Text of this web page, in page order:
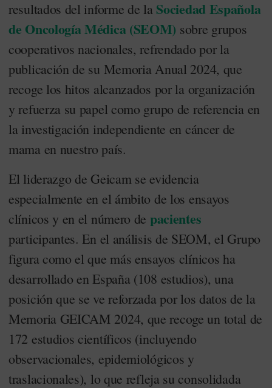
resultados del informe de la Sociedad Española
de Oncología Médica (SEOM) sobre grupos
cooperativos nacionales, refrendado por la
publicación de su Memoria Anual 2024, que
recoge los hitos alcanzados por la organización
y refuerza su papel como grupo de referencia en
la investigación independiente en cáncer de
mama en nuestro país.
El liderazgo de Geicam se evidencia
especialmente en el ámbito de los ensayos
clínicos y en el número de pacientes
participantes. En el análisis de SEOM, el Grupo
figura como el que más ensayos clínicos ha
desarrollado en España (108 estudios), una
posición que se ve reforzada por los datos de la
Memoria GEICAM 2024, que recoge un total de
172 estudios científicos (incluyendo
observacionales, epidemiológicos y
traslacionales), lo que refleja su consolidada